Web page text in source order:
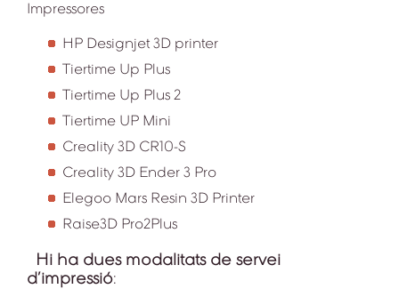
Impressores
HP Designjet 3D printer
Tiertime Up Plus
Tiertime Up Plus 2
Tiertime UP Mini
Creality 3D CR10-S
Creality 3D Ender 3 Pro
Elegoo Mars Resin 3D Printer
Raise3D Pro2Plus
Hi ha dues modalitats de servei
d’impressió: